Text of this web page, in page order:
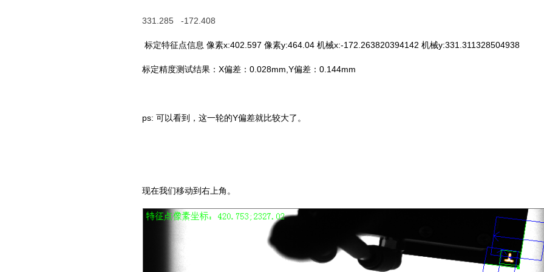
331.285 -172.408
标定特征点信息 像素x:402.597 像素y:464.04 机械x:-172.263820394142 机械y:331.311328504938
标定精度测试结果：X偏差：0.028mm,Y偏差：0.144mm
ps: 可以看到，这一轮的Y偏差就比较大了。
现在我们移动到右上角。